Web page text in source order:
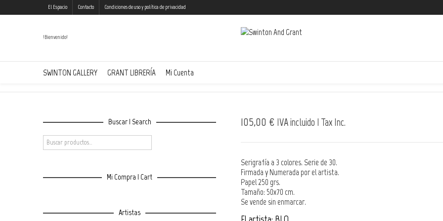
El Espacio Contacto Condiciones de uso y política de privacidad
!Bienvenido!
SWINTON GALLERY GRANT LIBRERÍA Mi Cuenta
BLO | Organic Character 7
105,00 € IVA incluido | Tax Inc.
Serigrafía a 3 colores. Serie de 30.
Firmada y Numerada por el artista.
Papel 250 grs.
Tamaño: 50x70 cm.
Se vende sin enmarcar.
Buscar | Search
Mi Compra | Cart
Artistas